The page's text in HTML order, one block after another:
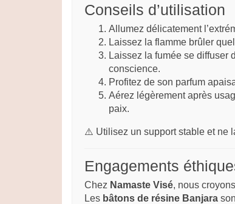
Conseils d’utilisation
Allumez délicatement
Laissez la flamme brûler
Laissez la fumée se diffuser
conscience.
Profitez de son parfum
Aérez légèrement après
paix.
⚠️ Utilisez un support stable et ne
Engagements
Chez Namaste Visé, nous
Les bâtons de résine Banjara